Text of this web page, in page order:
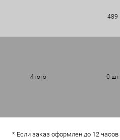
489
Итого 0 шт
* Если заказ оформлен до 12 часов